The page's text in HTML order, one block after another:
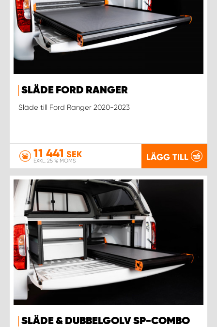
SLÄDE FORD RANGER
Släde till Ford Ranger 2020-2023
11 441 SEK
EXKL. 25 % MOMS LÄGG TILL
SLÄDE & DUBBELGOLV SP-COMBO
WORK SYSTEM UPPSALA
WORK SYSTEM VARBERG
WORK SYSTEM VÄRNAMO
WORK SYSTEM ÖREBRO
WORK SYSTEM ÖSTERSUND